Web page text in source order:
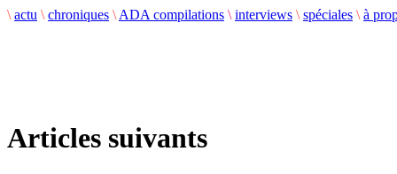
\ actu \ chroniques \ ADA compilations \ interviews \ spéciales \ à
Articles suivants